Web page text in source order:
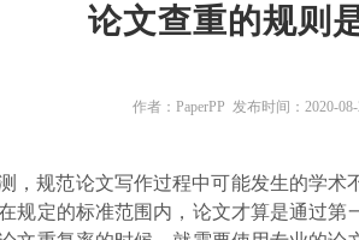
论文查重的规则
作者：PaperPP 发布时间：2020-08-
，规范论文写作过程中可能发生的学
规定的标准范围内，论文才算是通过